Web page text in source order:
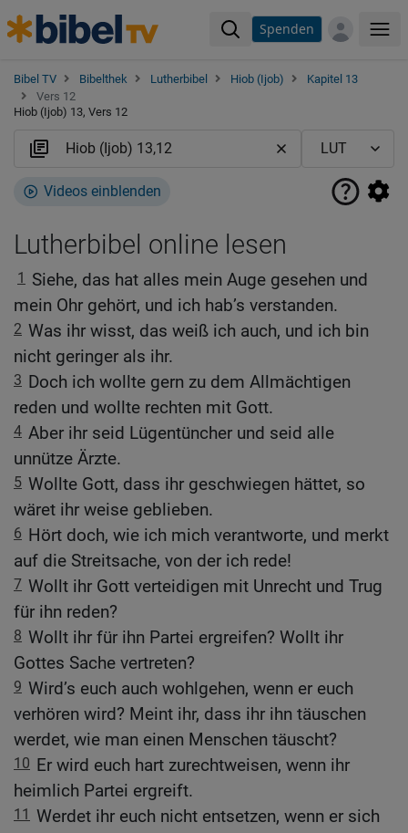
Spenden
Bibel TV Bibelthek Lutherbibel Hiob (Ijob)
Kapitel 13
Vers 12
Hiob (Ijob) 13, Vers 12
Videos einblenden
Lutherbibel online lesen
1 Siehe, das hat alles mein Auge gesehen und
mein Ohr gehört, und ich hab’s verstanden.
2 Was ihr wisst, das weiß ich auch, und ich bin
nicht geringer als ihr.
3 Doch ich wollte gern zu dem Allmächtigen
reden und wollte rechten mit Gott.
4 Aber ihr seid Lügentüncher und seid alle
unnütze Ärzte.
5 Wollte Gott, dass ihr geschwiegen hättet, so
wäret ihr weise geblieben.
6 Hört doch, wie ich mich verantworte, und merkt
auf die Streitsache, von der ich rede!
7 Wollt ihr Gott verteidigen mit Unrecht und Trug
für ihn reden?
8 Wollt ihr für ihn Partei ergreifen? Wollt ihr
Gottes Sache vertreten?
9 Wird’s euch auch wohlgehen, wenn er euch
verhören wird? Meint ihr, dass ihr ihn täuschen
werdet, wie man einen Menschen täuscht?
10 Er wird euch hart zurechtweisen, wenn ihr
heimlich Partei ergreift.
11 Werdet ihr euch nicht entsetzen, wenn er sich